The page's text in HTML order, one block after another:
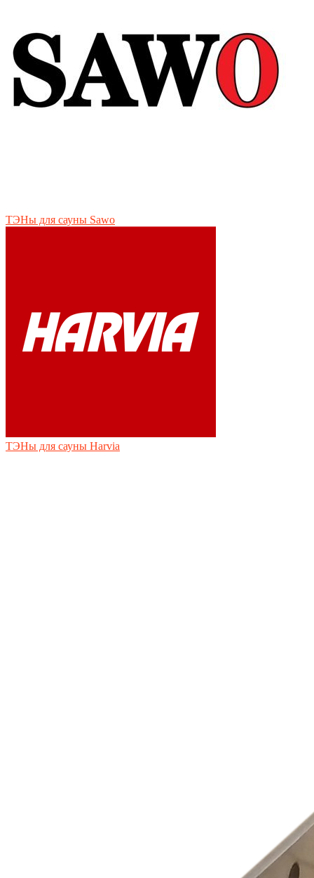
ТЭНы для сауны Sawo
ТЭНы для сауны Нarvia